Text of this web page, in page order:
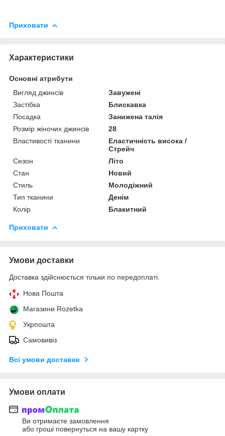
Приховати
Характеристики
Основні атрибути
Вигляд джинсів
Завужені
Застібка
Блискавка
Посадка
Занижена талія
Розмір жіночих джинсів
28
Властивості тканини
Еластичність висока /
Стрейч
Сезон
Літо
Стан
Новий
Стиль
Молодіжний
Тип тканини
Денім
Колір
Блакитний
Приховати
Умови доставки
Доставка здійснюється тільки по передоплаті.
Нова Пошта
Магазини Rozetka
Укрпошта
Самовивіз
Всі умови доставки
Умови оплати
Ви отримаєте замовлення
або гроші повернуться на вашу картку